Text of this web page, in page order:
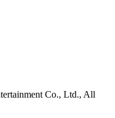
Co., Ltd., All